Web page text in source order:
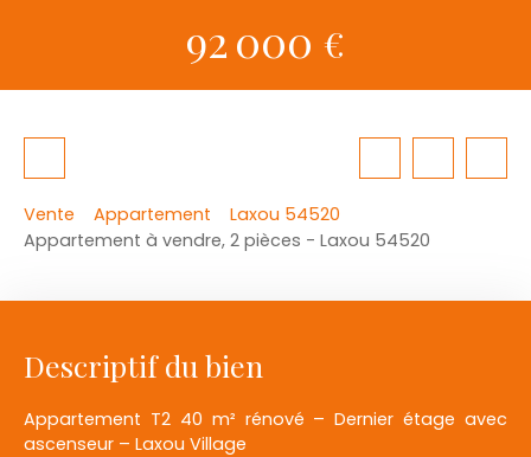
92 000 €
Vente Appartement
Laxou 54520
Appartement à vendre, 2 pièces - Laxou 54520
Descriptif du bien
Appartement T2 40 m² rénové – Dernier étage avec
ascenseur – Laxou Village